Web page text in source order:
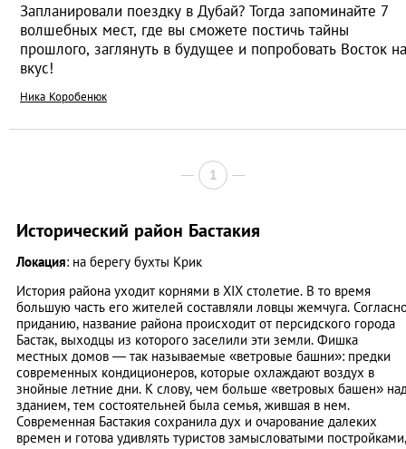
Запланировали поездку в Дубай? Тогда запоминайте 7
волшебных мест, где вы сможете постичь тайны
прошлого, заглянуть в будущее и попробовать Восток на
вкус!
Ника Коробенюк
1
Исторический район Бастакия
Локация: на берегу бухты Крик
История района уходит корнями в XIX столетие. В то время
большую часть его жителей составляли ловцы жемчуга.
приданию, название района происходит от персидского города
Бастак, выходцы из которого заселили эти земли. Фишка
местных домов — так называемые «ветровые башни»: предки
современных кондиционеров, которые охлаждают воздух в
знойные летние дни. К слову, чем больше «ветровых башен»
зданием, тем состоятельней была семья, жившая в нем.
Современная Бастакия сохранила дух и очарование далеких
времен и готова удивлять туристов замысловатыми постройками,